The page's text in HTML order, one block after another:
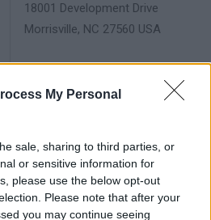
My Personal
sale, sharing to third parties, or
or sensitive information for
please use the below opt-out
Please note that after your
you may continue seeing
18001 Development Drive
Morrisville, NC 27560 USA
https://lenovo.com
o.o.
ul. Gottlieba Daimlera 1
02-460 Warszawa
info_pl@lenovo.com